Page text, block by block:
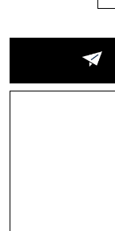
ありません。